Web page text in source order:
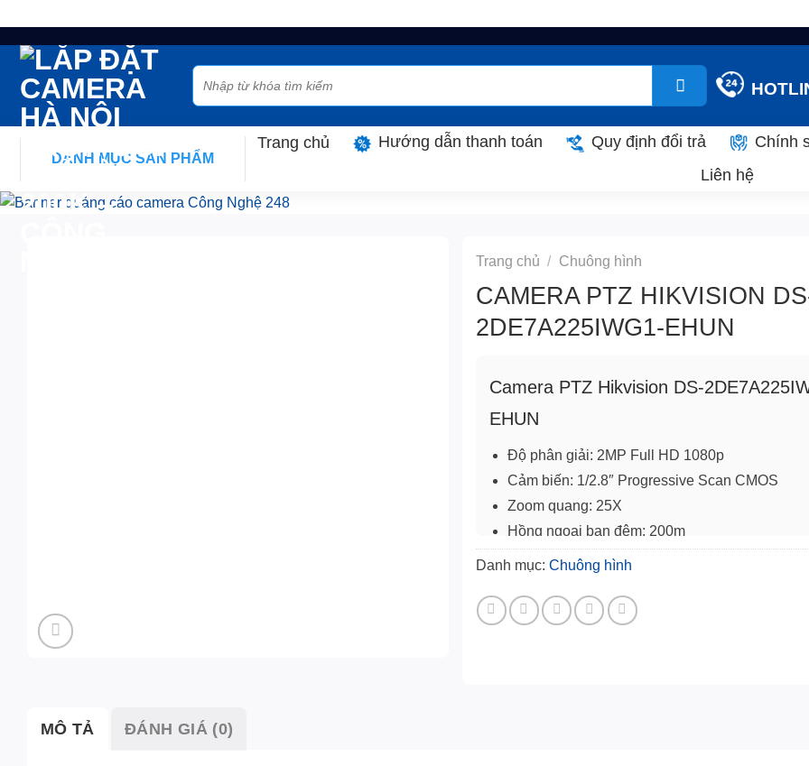
content
Tìm
kiếm:
DANH MỤC SẢN PHẨM
Trang chủ Hướng dẫn thanh toán Quy định đổi trả Chính
Liên hệ
Trang chủ / Chuông hình
CAMERA PTZ HIKVISION
2DE7A225IWG1-EHUN
Camera PTZ Hikvision DS-
EHUN
Độ phân giải: 2MP Full HD 1080p
Cảm biến: 1/2.8″ Progressive Scan CMOS
Zoom quang: 25X
Hồng ngoại ban đêm: 200m
Công nghệ AI: AcuSense phân biệt người &
Danh mục: Chuông hình
MÔ TẢ ĐÁNH GIÁ (0)